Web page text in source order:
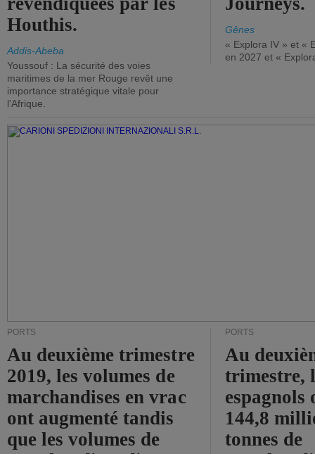
Houthis.
Addis-Abeba
Youssouf : La sécurité des voies
maritimes de la mer Rouge revêt une
importance stratégique vitale pour
l'Afrique.
Gênes
« Explora IV » et «
en 2027 et «
PORTS
Au deuxième trimestre
2019, les volumes de
marchandises en vrac
ont augmenté tandis
que les volumes de
PORTS
Au
trimestre,
144,8
tonnes de